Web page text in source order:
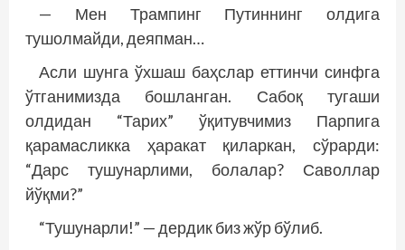
— Мен Трампинг Путиннинг олдига
тушолмайди, деяпман…
Асли шунга ўхшаш баҳслар еттинчи синфга
ўтганимизда бошланган. Сабоқ тугаши
олдидан “Тарих” ўқитувчимиз Парпига
қарамасликка ҳаракат қиларкан, сўрарди:
“Дарс тушунарлими, болалар? Саволлар
йўқми?”
“Тушунарли!” — дердик биз жўр бўлиб.